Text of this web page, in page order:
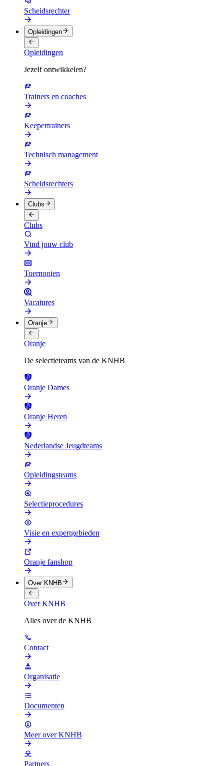
Scheidsrechter
Opleidingen
Opleidingen
Jezelf ontwikkelen?
Trainers en coaches
Keepertrainers
Technisch management
Scheidsrechters
Clubs
Clubs
Vind jouw club
Toernooien
Vacatures
Oranje
Oranje
De selectieteams van de KNHB
Oranje Dames
Oranje Heren
Nederlandse Jeugdteams
Opleidingsteams
Selectieprocedures
Visie en expertgebieden
Oranje fanshop
Over KNHB
Over KNHB
Alles over de KNHB
Contact
Organisatie
Documenten
Meer over KNHB
Partners